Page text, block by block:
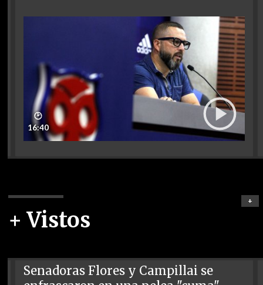
🕑
16:40
+ Vistos
+
Senadoras Flores y Campillai se